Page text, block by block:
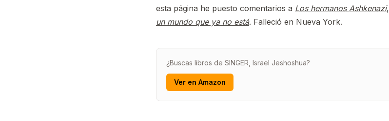
esta página he puesto comentarios a Los hermanos Ashkenazi,
un mundo que ya no está. Falleció en Nueva York.
¿Buscas libros de SINGER, Israel Jeshoshua?
Ver en Amazon